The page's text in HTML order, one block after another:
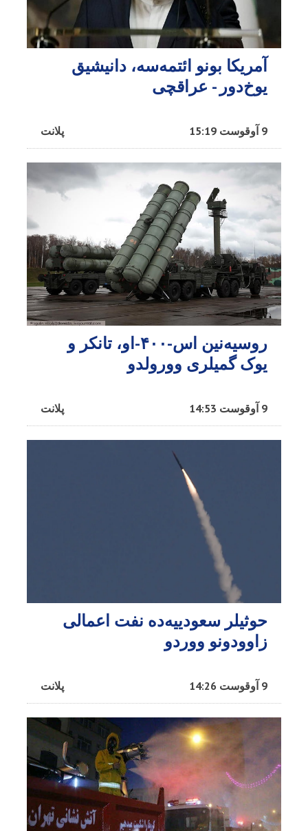
آمریکا بونو ائتمه‌سه، دانیشیق
یوخ‌دور - عراقچی
پلانت 9 آوقوست 15:19
روسیه‌نین اس-۴۰۰-او، تانکر و
یوک گمیلری وورولدو
پلانت 9 آوقوست 14:53
حوثیلر سعودییه‌ده نفت اعمالی
زاوودونو ووردو
پلانت 9 آوقوست 14:26